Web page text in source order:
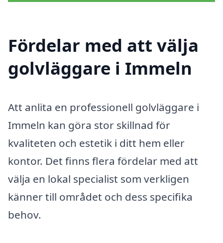
Fördelar med att välja
golvläggare i Immeln
Att anlita en professionell golvläggare i
Immeln kan göra stor skillnad för
kvaliteten och estetik i ditt hem eller
kontor. Det finns flera fördelar med att
välja en lokal specialist som verkligen
känner till området och dess specifika
behov.